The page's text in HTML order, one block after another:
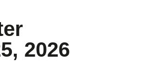
2026